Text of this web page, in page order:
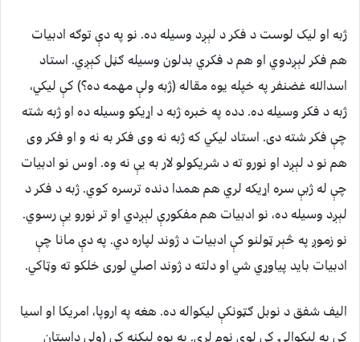
ژبه او لیک لوست د فکر د لېږد وسیله ده. نو په دې توګه ادبیات
هم فکر لېږدوي او هم د فکري بدلون وسیله ګڼل کېږي. استاد
اسدالله غضنفر په خپله یوه مقاله (ژبه ولې مهمه ده؟) کې لیکي،
ژبه د فکر وسیله ده. دده په خبره ژبه د اړیکو وسیله ده او ژبه شته
چې فکر شته دی. استاد لیکي که ژبه نه وی فکر به نه و او فکر وی
هم نو د لېږد او نورو ته د شریکولو لار به یې نه وه. اوس نو ادبیات
چې له ژبې سره اړیکه لري هم همدا دنده ترسره کوي. ژبه د فکر د
لېږد وسیله ده، نو ادبیات هم مفکورې لېږدي او تر نورو یې رسوي.
نو زموږ په څېر ټولنو کې ادبیات د ژوند لپاره دي. په دې مانا چې
ادبیات باید پیاوړي شي او دلته د ژوند اصلي لوری خلکو ته وټاکي.
الیف شفق د نوبل ګټونکې لیکواله ده. هغه په اروپا، امریکا او اسیا
کې په لیکوالۍ کې لوی نوم لري. په یوه لیکنه کې (ولې داستان